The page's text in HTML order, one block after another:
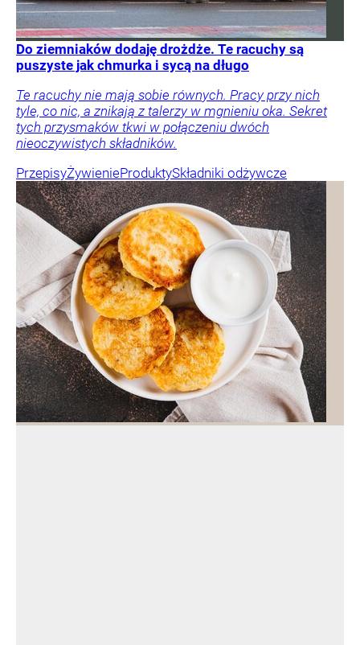
Do ziemniaków dodaję drożdże. Te racuchy są
puszyste jak chmurka i sycą na długo
Te racuchy nie mają sobie równych. Pracy przy nich
tyle, co nic, a znikają z talerzy w mgnieniu oka. Sekret
tych przysmaków tkwi w połączeniu dwóch
nieoczywistych składników.
PrzepisyŻywienieProduktySkładniki odżywcze